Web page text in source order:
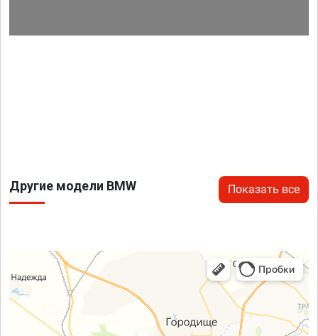
Другие модели BMW Показать все